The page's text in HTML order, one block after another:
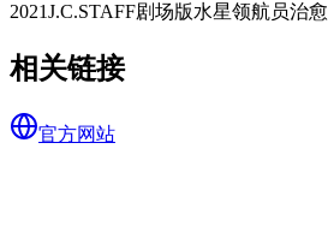
2021J.C.STAFF剧场版水星领航员治愈
相关链接
官方网站